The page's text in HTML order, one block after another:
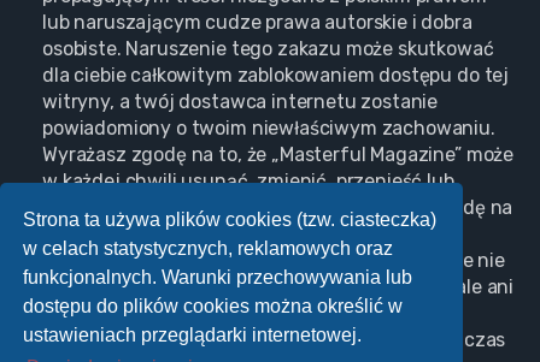
Strona ta używa plików cookies (tzw. ciasteczka)
w celach statystycznych, reklamowych oraz
funkcjonalnych. Warunki przechowywania lub
dostępu do plików cookies można określić w
ustawieniach przeglądarki internetowej.
lub naruszającym cudze prawa autorskie i dobra
osobiste. Naruszenie tego zakazu może skutkować
dla ciebie całkowitym zablokowaniem dostępu do tej
witryny, a twój dostawca internetu zostanie
powiadomiony o twoim niewłaściwym zachowaniu.
Wyrażasz zgodę na to, że „Masterful Magazine” może
w każdej chwili usunąć, zmienić, przenieść lub
zamknąć każdy twój temat, post. Wyrażasz zgodę na
zapisywanie wszystkich podanych przez ciebie
informacji w naszej bazie danych. Informacje te nie
będą przekazywane nikomu bez twojej zgody, ale ani
„Masterful Magazine”, ani phpBB nie ponosi
odpowiedzialności za włamania do witryny, podczas